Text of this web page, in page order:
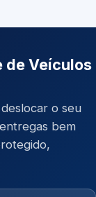
de Veículos
o seu
bem